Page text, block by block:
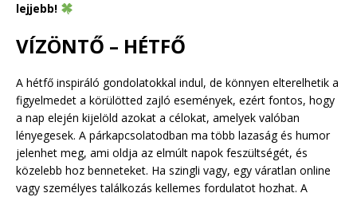
lejjebb!
VÍZÖNTŐ – HÉTFŐ
A hétfő inspiráló gondolatokkal indul, de könnyen elterelhetik a
figyelmedet a körülötted zajló események, ezért fontos, hogy
a nap elején kijelöld azokat a célokat, amelyek valóban
lényegesek. A párkapcsolatodban ma több lazaság és humor
jelenhet meg, ami oldja az elmúlt napok feszültségét, és
közelebb hoz benneteket. Ha szingli vagy, egy váratlan online
vagy személyes találkozás kellemes fordulatot hozhat. A